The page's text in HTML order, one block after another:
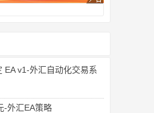
EA v1-外汇自动化交易系
-外汇EA策略